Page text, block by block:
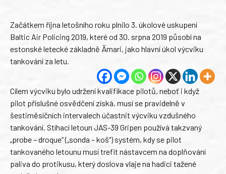
Začátkem října letošního roku plnilo 3. úkolové uskupení
Baltic Air Policing 2019, které od 30. srpna 2019 působí na
estonské letecké základně Ämari, jako hlavní úkol výcviku
tankování za letu.
Cílem výcviku bylo udržení kvalifikace pilotů, neboť i když
pilot příslušné osvědčení získá, musí se pravidelně v
šestiměsíčních intervalech účastnit výcviku vzdušného
tankování. Stíhací letoun JAS-39 Gripen používá takzvaný
„probe – droque“ („sonda – koš“) systém, kdy se pilot
tankovaného letounu musí trefit nástavcem na doplňování
paliva do protikusu, který doslova vlaje na hadici tažené